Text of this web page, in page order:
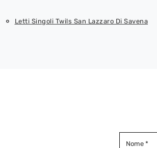
Letti Singoli Twils San Lazzaro Di Savena